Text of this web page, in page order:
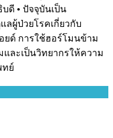
ดี • ปัจจุบันเป็น
ลผู้ป่วยโรคเกี่ยวกับ
ยด์ การใช้ฮอร์โมนข้าม
และเป็นวิทยากรให้ความ
ทย์